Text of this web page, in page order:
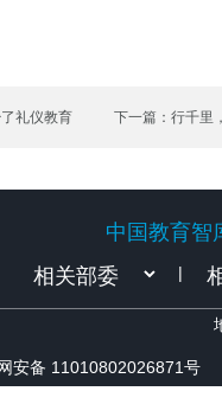
礼仪教育 下一篇：行千里
中国教育智
|
安备 11010802026871号